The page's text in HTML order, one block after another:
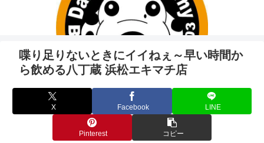
喋り足りないときにイイねぇ～早い時間か
ら飲める八丁蔵 浜松エキマチ店
X Facebook LINE
Pinterest コピー